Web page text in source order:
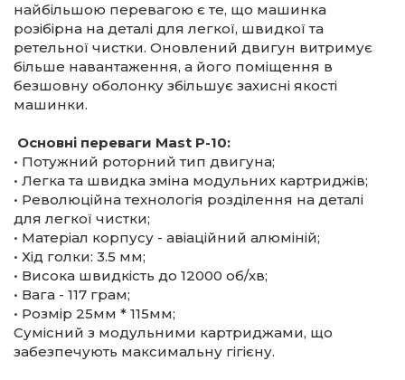
найбільшою перевагою є те, що машинка
розібірна на деталі для легкої, швидкої та
ретельної чистки. Оновлений двигун витримує
більше навантаження, а його поміщення в
безшовну оболонку збільшує захисні якості
машинки.
Основні переваги Mast P-10:
• Потужний роторний тип двигуна;
• Легка та швидка зміна модульних картриджів;
• Революційна технологія розділення на деталі
для легкої чистки;
• Матеріал корпусу - авіаційний алюміній;
• Хід голки: 3.5 мм;
• Висока швидкість до 12000 об/хв;
• Вага - 117 грам;
• Розмір 25мм * 115мм;
Сумісний з модульними картриджами, що
забезпечують максимальну гігієну.